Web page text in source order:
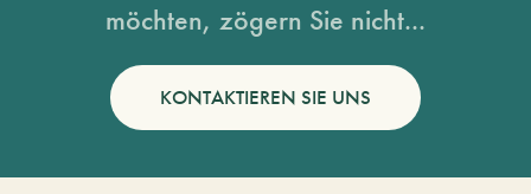
möchten, zögern Sie nicht...
KONTAKTIEREN SIE UNS